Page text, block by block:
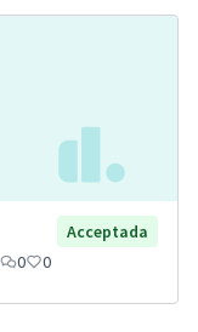
Acceptada
0 0